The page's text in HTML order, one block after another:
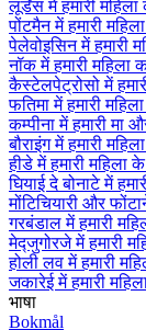
लूर्डेस में हमारी महिला
पोंटमैन में हमारी
पेलेवोइसिन में हमारी
नॉक में हमारी महिला
कैस्टेलपेट्रोसो में
फतिमा में हमारी
कम्पीना में हमारी मा
बौराइंग में हमारी
हीडे में हमारी महिला
घियाई दे बोनाटे में
मोंटिचियारी और
गरबंडाल में हमारी
मेद्जुगोरजे में हमारी
होली लव में हमारी
जकारेई में हमारी
भाषा
Bokmål